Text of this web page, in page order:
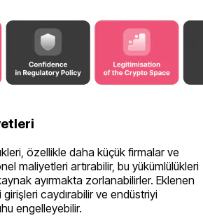
özellikle daha küçük firmalar ve
maliyetleri artırabilir, bu yükümlülükleri
ayırmakta zorlanabilirler. Eklenen
caydırabilir ve endüstriyi
engelleyebilir.